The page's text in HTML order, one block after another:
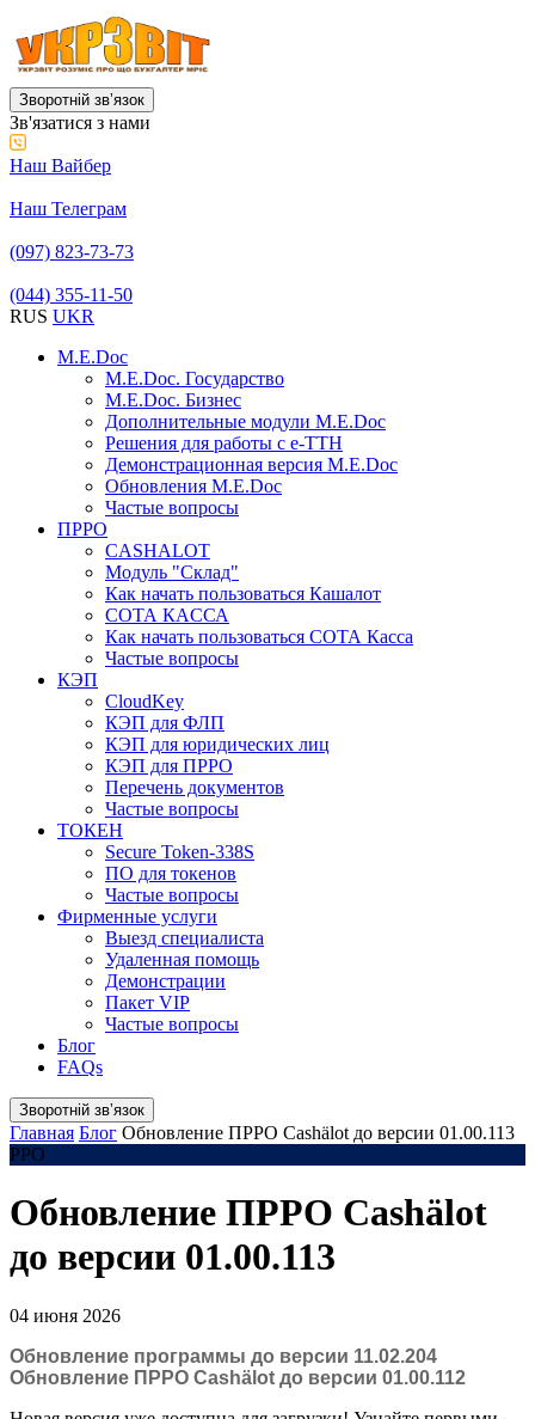
Зворотній звʼязок
Зв'язатися з нами
Наш Вайбер
Наш Телеграм
(097) 823-73-73
(044) 355-11-50
RUS UKR
M.E.Doc
M.E.Doc. Государство
M.E.Doc. Бизнес
Дополнительные модули M.E.Doc
Решения для работы с е-ТТН
Демонстрационная версия M.E.Doc
Обновления M.E.Doc
Частые вопросы
ПРРО
CASHALOT
Модуль "Склад"
Как начать пользоваться Кашалот
СОТА КАCСА
Как начать пользоваться СОТА Касса
Частые вопросы
КЭП
CloudKey
КЭП для ФЛП
КЭП для юридических лиц
КЭП для ПРРО
Перечень документов
Частые вопросы
ТОКЕН
Secure Token-338S
ПО для токенов
Частые вопросы
Фирменные услуги
Выезд специалиста
Удаленная помощь
Демонстрации
Пакет VIP
Частые вопросы
Блог
FAQs
Зворотній звʼязок
Главная Блог Обновление ПРРО Cashӓlot до версии 01.00.113
РРО
Обновление ПРРО Cashӓlot
до версии 01.00.113
04 июня 2026
Обновление программы до версии 11.02.204
Обновление ПРРО Cashӓlot до версии 01.00.112